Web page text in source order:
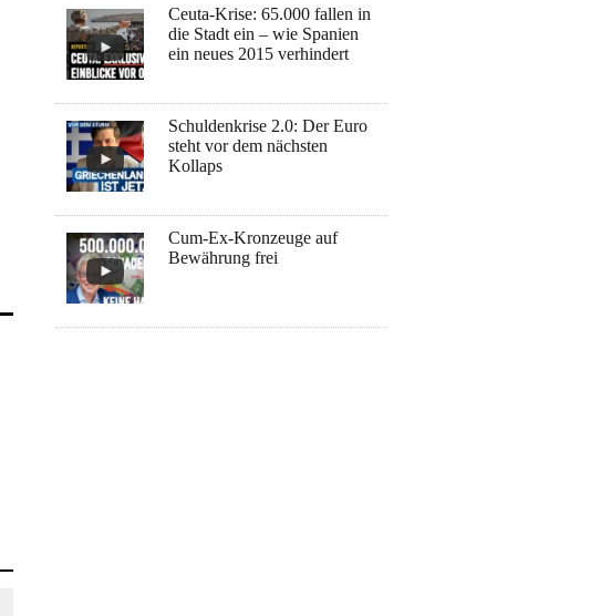
Ceuta-Krise: 65.000 fallen in
die Stadt ein – wie Spanien
ein neues 2015 verhindert
Schuldenkrise 2.0: Der Euro
steht vor dem nächsten
Kollaps
Cum-Ex-Kronzeuge auf
Bewährung frei